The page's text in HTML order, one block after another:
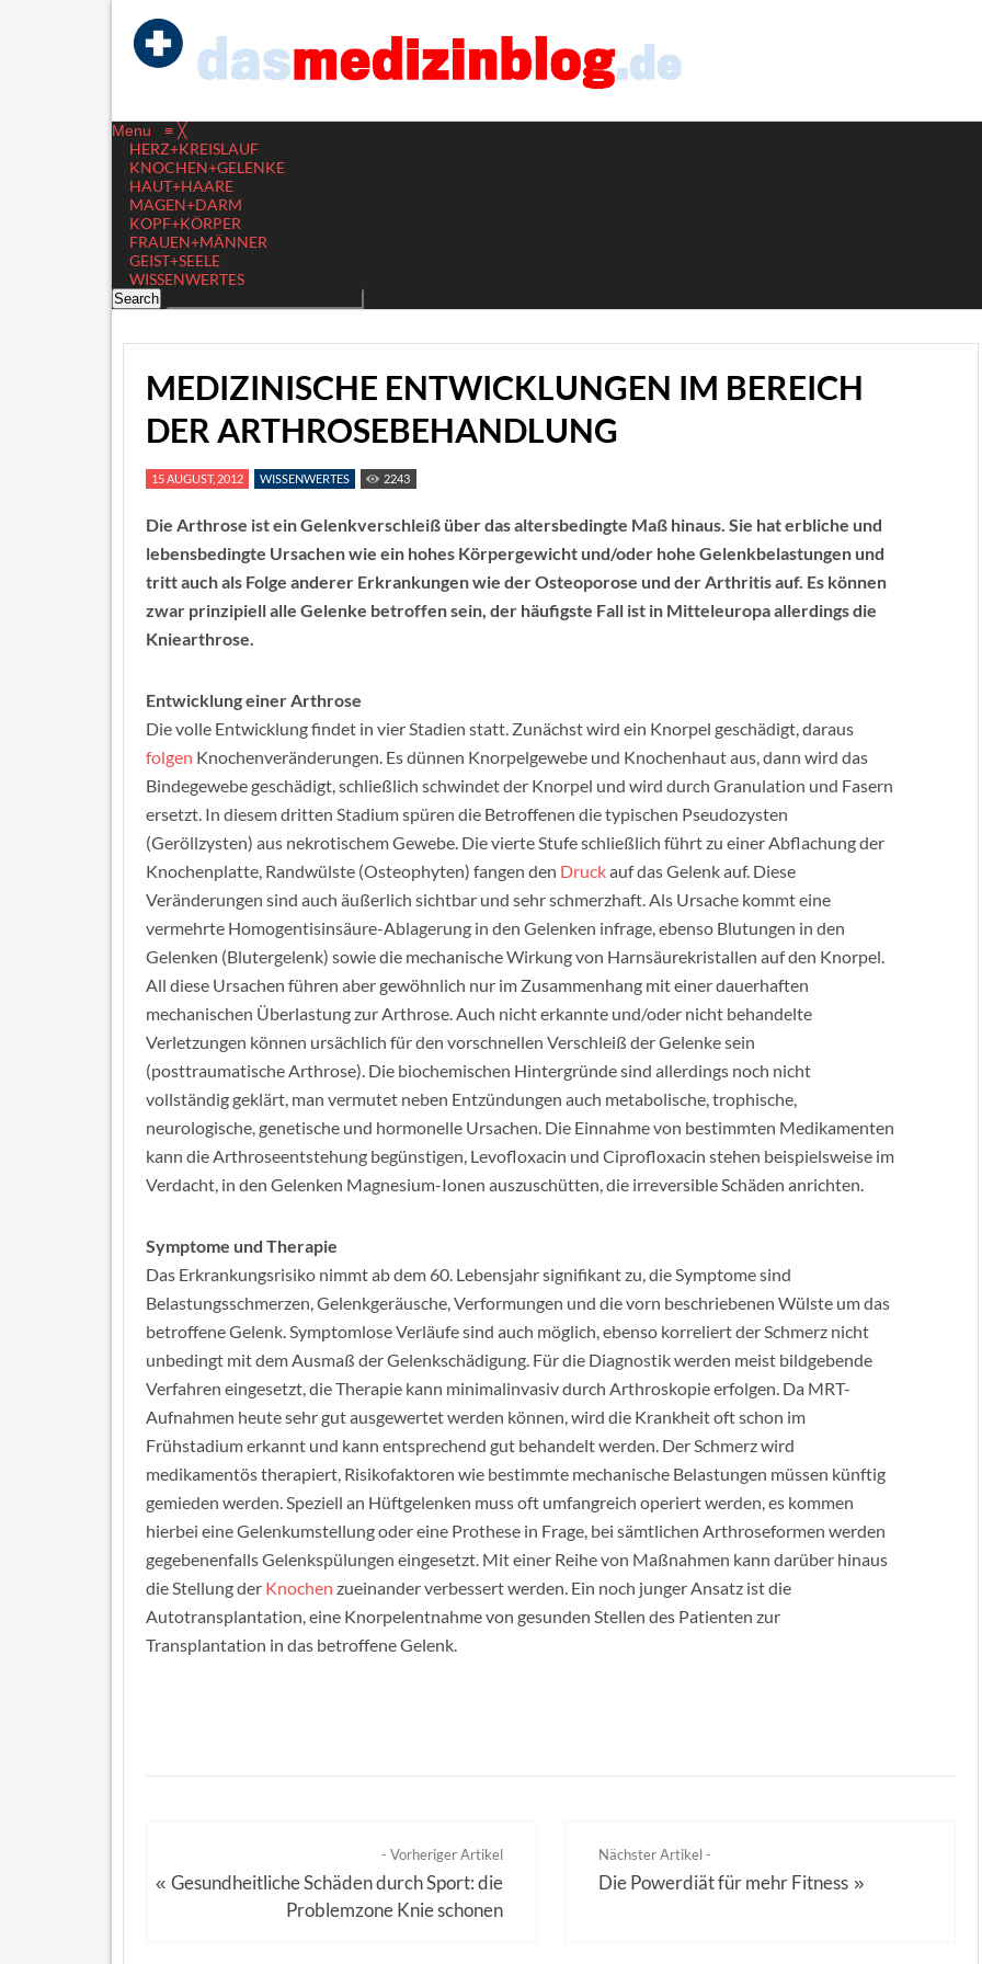
Menu ≡ ╳
HERZ+KREISLAUF
KNOCHEN+GELENKE
HAUT+HAARE
MAGEN+DARM
KOPF+KÖRPER
FRAUEN+MÄNNER
GEIST+SEELE
WISSENWERTES
MEDIZINISCHE ENTWICKLUNGEN IM BEREICH
DER ARTHROSEBEHANDLUNG
15 AUGUST, 2012 WISSENWERTES 2243
Die Arthrose ist ein Gelenkverschleiß über das altersbedingte Maß hinaus. Sie hat erbliche und
lebensbedingte Ursachen wie ein hohes Körpergewicht und/oder hohe Gelenkbelastungen und
tritt auch als Folge anderer Erkrankungen wie der Osteoporose und der Arthritis auf. Es können
zwar prinzipiell alle Gelenke betroffen sein, der häufigste Fall ist in Mitteleuropa allerdings die
Kniearthrose.
Entwicklung einer Arthrose
Die volle Entwicklung findet in vier Stadien statt. Zunächst wird ein Knorpel geschädigt, daraus
folgen Knochenveränderungen. Es dünnen Knorpelgewebe und Knochenhaut aus, dann wird das
Bindegewebe geschädigt, schließlich schwindet der Knorpel und wird durch Granulation und Fasern
ersetzt. In diesem dritten Stadium spüren die Betroffenen die typischen Pseudozysten
(Geröllzysten) aus nekrotischem Gewebe. Die vierte Stufe schließlich führt zu einer Abflachung der
Knochenplatte, Randwülste (Osteophyten) fangen den Druckauf das Gelenk auf. Diese
Veränderungen sind auch äußerlich sichtbar und sehr schmerzhaft. Als Ursache kommt eine
vermehrte Homogentisinsäure-Ablagerung in den Gelenken infrage, ebenso Blutungen in den
Gelenken (Blutergelenk) sowie die mechanische Wirkung von Harnsäurekristallen auf den Knorpel.
All diese Ursachen führen aber gewöhnlich nur im Zusammenhang mit einer dauerhaften
mechanischen Überlastung zur Arthrose. Auch nicht erkannte und/oder nicht behandelte
Verletzungen können ursächlich für den vorschnellen Verschleiß der Gelenke sein
(posttraumatische Arthrose). Die biochemischen Hintergründe sind allerdings noch nicht
vollständig geklärt, man vermutet neben Entzündungen auch metabolische, trophische,
neurologische, genetische und hormonelle Ursachen. Die Einnahme von bestimmten Medikamenten
kann die Arthroseentstehung begünstigen, Levofloxacin und Ciprofloxacin stehen beispielsweise im
Verdacht, in den Gelenken Magnesium-Ionen auszuschütten, die irreversible Schäden anrichten.
Symptome und Therapie
Das Erkrankungsrisiko nimmt ab dem 60. Lebensjahr signifikant zu, die Symptome sind
Belastungsschmerzen, Gelenkgeräusche, Verformungen und die vorn beschriebenen Wülste um das
betroffene Gelenk. Symptomlose Verläufe sind auch möglich, ebenso korreliert der Schmerz nicht
unbedingt mit dem Ausmaß der Gelenkschädigung. Für die Diagnostik werden meist bildgebende
Verfahren eingesetzt, die Therapie kann minimalinvasiv durch Arthroskopie erfolgen. Da MRT-
Aufnahmen heute sehr gut ausgewertet werden können, wird die Krankheit oft schon im
Frühstadium erkannt und kann entsprechend gut behandelt werden. Der Schmerz wird
medikamentös therapiert, Risikofaktoren wie bestimmte mechanische Belastungen müssen künftig
gemieden werden. Speziell an Hüftgelenken muss oft umfangreich operiert werden, es kommen
hierbei eine Gelenkumstellung oder eine Prothese in Frage, bei sämtlichen Arthroseformen werden
gegebenenfalls Gelenkspülungen eingesetzt. Mit einer Reihe von Maßnahmen kann darüber hinaus
die Stellung der Knochen zueinander verbessert werden. Ein noch junger Ansatz ist die
Autotransplantation, eine Knorpelentnahme von gesunden Stellen des Patienten zur
Transplantation in das betroffene Gelenk.
- Vorheriger Artikel
« Gesundheitliche Schäden durch Sport: die
Problemzone Knie schonen
Nächster Artikel -
Die Powerdiät für mehr Fitness »